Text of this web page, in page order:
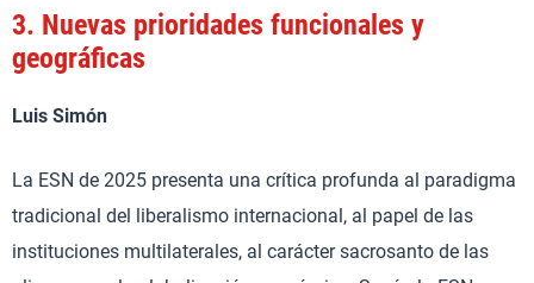
3. Nuevas prioridades funcionales y
geográficas
Luis Simón
La ESN de 2025 presenta una crítica profunda al paradigma
tradicional del liberalismo internacional, al papel de las
instituciones multilaterales, al carácter sacrosanto de las